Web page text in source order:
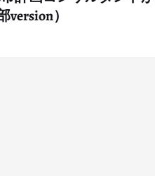
講演会・セミナー
弊社共同代表